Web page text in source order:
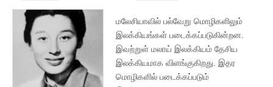
மலேசியாவில் பல்வேறு மொழிகளிலும்
இலக்கியங்கள் படைக்கப்படுகின்றன.
இவற்றுள் மலாய் இலக்கியம் தேசிய
இலக்கியமாக விளங்குகிறது. இதர
மொழிகளில் படைக்கப்படும்